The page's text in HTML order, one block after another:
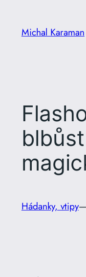
obsahMichal Karaman
Hádanky, vtipy—